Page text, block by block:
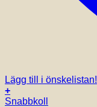
Lägg till i önskelistan!
+
Snabbkoll